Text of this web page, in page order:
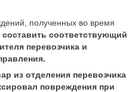
полученных во время
составить соответствующий
перевозчика и
из отделения перевозчика
повреждения при